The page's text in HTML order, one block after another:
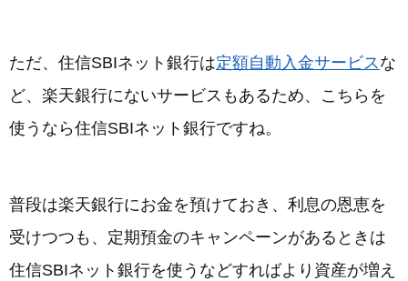
ただ、住信SBIネット銀行は定額自動入金サービスな
ど、楽天銀行にないサービスもあるため、こちらを
使うなら住信SBIネット銀行ですね。
普段は楽天銀行にお金を預けておき、利息の恩恵を
受けつつも、定期預金のキャンペーンがあるときは
住信SBIネット銀行を使うなどすればより資産が増え